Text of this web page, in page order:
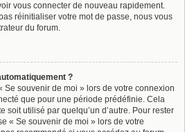
vous connecter de nouveau rapidement.
réinitialiser votre mot de passe, nous vous
du forum.
?
Se souvenir de moi » lors de votre connexion
que pour une période prédéfinie. Cela
soit utilisé par quelqu’un d’autre. Pour rester
« Se souvenir de moi » lors de votre